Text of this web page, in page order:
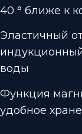
40 ° ближе к
Эластичный
воды
Функция
удобное